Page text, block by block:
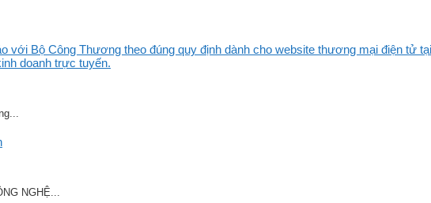
với Bộ Công Thương theo đúng quy định dành cho website thương mại điện tử
doanh trực tuyến.
NGHỆ...